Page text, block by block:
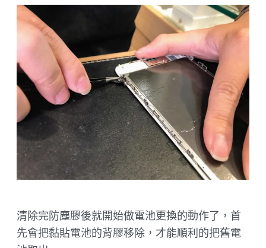
清除完防塵膠後就開始做電池更換的動作了，首
先會把黏貼電池的背膠移除，才能順利的把舊電